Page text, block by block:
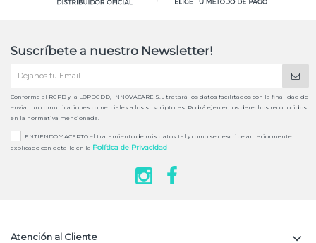
Suscríbete a nuestro Newsletter!
Conforme al RGPD y la LOPDGDD, INNOVACARE S.L tratará los datos facilitados con la finalidad de
enviar un comunicaciones comerciales a los suscriptores. Podrá ejercer los derechos reconocidos
en la normativa mencionada.
ENTIENDO Y ACEPTO el tratamiento de mis datos tal y como se describe anteriormente
explicado con detalle en la Política de Privacidad
Atención al Cliente